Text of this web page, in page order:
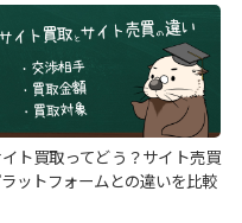
ト買取ってどう？サイト売買
ットフォームとの違いを比較